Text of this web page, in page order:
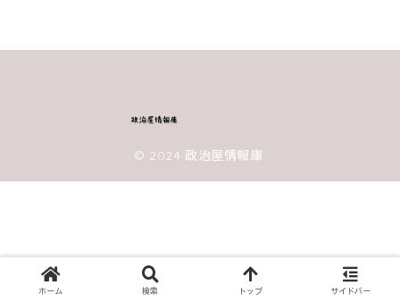
© 2024 政治屋情報庫.
ホーム 検索 トップ サイドバー